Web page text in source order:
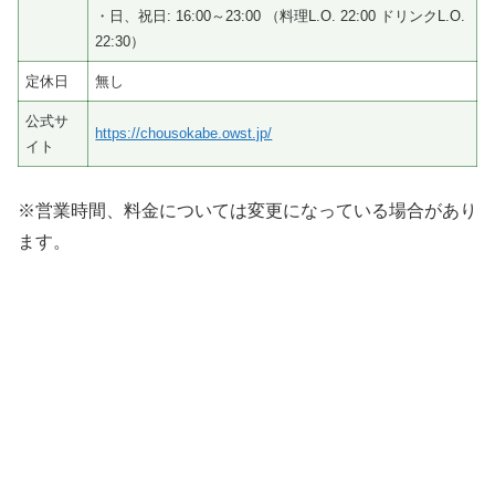
・日、祝日: 16:00～23:00 （料理L.O. 22:00 ドリンクL.O.
22:30）
定休日 無し
公式サ
イト
https://chousokabe.owst.jp/
※営業時間、料金については変更になっている場合があり
ます。